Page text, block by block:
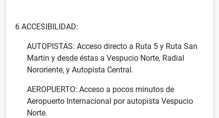
6 ACCESIBILIDAD:
AUTOPISTAS: Acceso directo a Ruta 5 y Ruta San
Martin y desde éstas a Vespucio Norte, Radial
Nororiente, y Autopista Central.
AEROPUERTO: Acceso a pocos minutos de
Aeropuerto Internacional por autopista Vespucio
Norte.